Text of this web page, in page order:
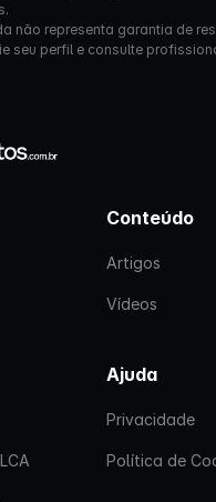
não representa garantia de
seu perfil e consulte
Conteúdo
Artigos
Vídeos
Ajuda
Privacidade
Política de